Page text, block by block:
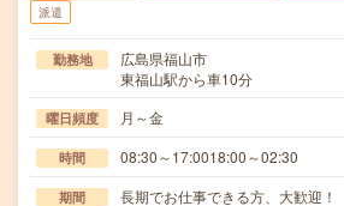
派遣
勤務地
広島県福山市
東福山駅から車10分
曜日頻度 月～金
時間 08:30～17:0018:00～02:30
期間 長期でお仕事できる方、大歓迎！